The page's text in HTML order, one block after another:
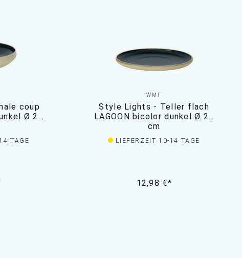
coup
Ø 23
TAGE
WMF
Style Lights - Teller flach
LAGOON bicolor dunkel Ø 26
cm
LIEFERZEIT 10-14 TAGE
12,98 €*